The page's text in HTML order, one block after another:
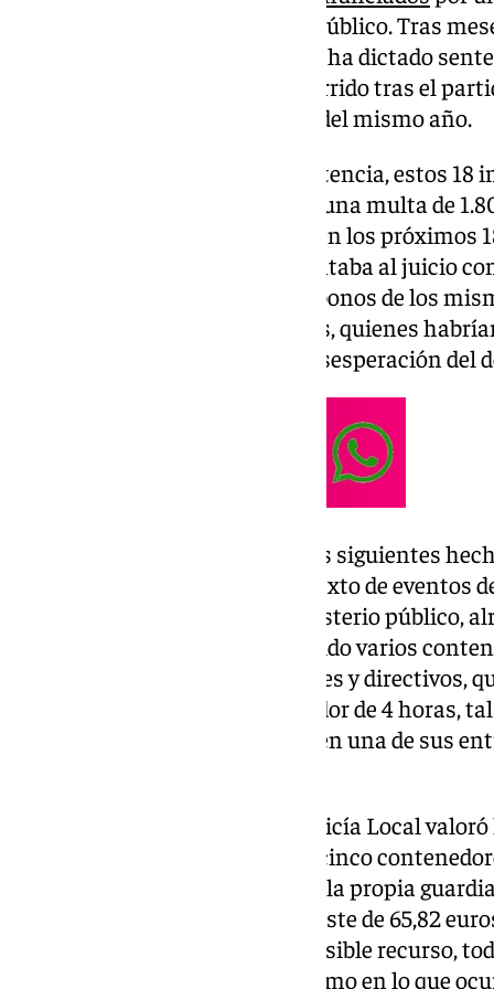
se cometieron contra el orden público. Tras
Audiencia Provincial de Málaga ha dictado
acusados, poniendo fin a lo ocurrido tras el
correspondiente al 27 de mayo del mismo año.
Tal y como recoge la propia sentencia, estos
condena de prisión de 3 meses, una multa de
entrar en un recinto deportivo en los próximos
propio Málaga CF, que se presentaba al juicio
de LaLiga, habría retirado los abonos de los
así la denuncia de ambas partes, quienes
que se emplearon fruto de la desesperación del
En concreto, se les acusa por los siguientes
desórdenes públicos en el contexto de eventos
sentencia. Según indica el ministerio público,
habrían lanzado objetos, prendido varios
para impedir el paso de jugadores y directivos,
en el interior del estadio alrededor de 4 horas,
general del Málaga, Kike Pérez, en una de sus
Para justificar las multas, la Policía Local
altercados. La quema de hasta cinco
2.475 euros, una motocicleta de la propia
que una valla rota supuso un coste de 65,82
euros en daños. A falta de un posible recurso,
olvidar, tanto en lo deportivo como en lo que